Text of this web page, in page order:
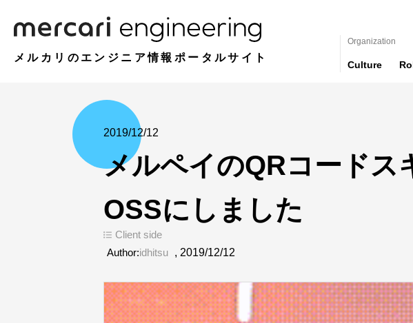
メルカリのエンジニア情報ポータルサイト
Organization
Culture
2019/12/12
メルペイのQRコードス
OSSにしました
Client side
Author:idhitsu , 2019/12/12